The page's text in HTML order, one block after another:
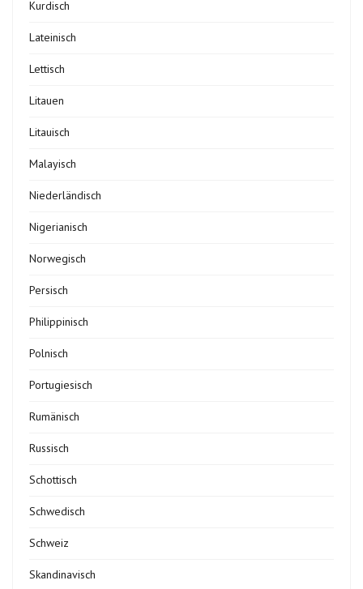
Kurdisch
Lateinisch
Lettisch
Litauen
Litauisch
Malayisch
Niederländisch
Nigerianisch
Norwegisch
Persisch
Philippinisch
Polnisch
Portugiesisch
Rumänisch
Russisch
Schottisch
Schwedisch
Schweiz
Skandinavisch